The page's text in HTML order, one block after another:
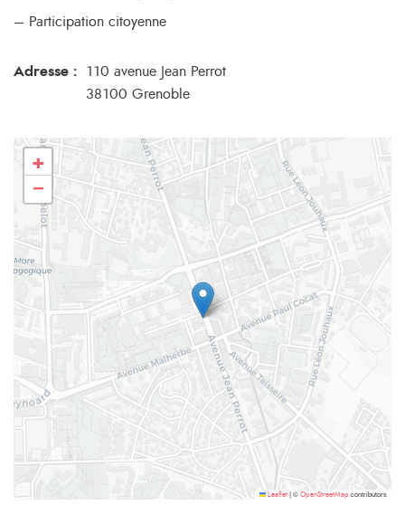
– Participation citoyenne
Adresse :
110 avenue Jean Perrot
38100 Grenoble
+
−
Leaflet © OpenStreetMap contributors